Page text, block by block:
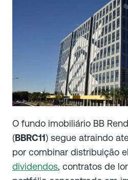
O fundo imobiliário BB
(BBRC11) segue atraindo
por combinar distribuição
dividendos, contratos de